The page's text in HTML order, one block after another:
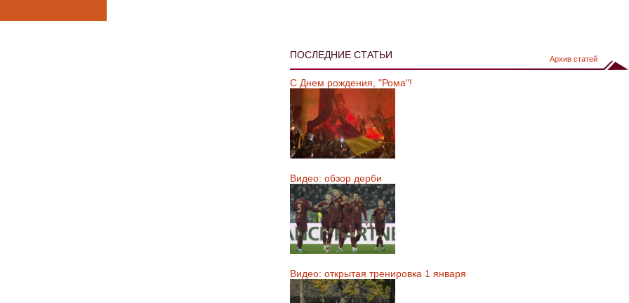
ПОСЛЕДНИЕ СТАТЬИ Архив статей
С Днем рождения, "Рома"!
Видео: обзор дерби
Видео: открытая тренировка 1 января